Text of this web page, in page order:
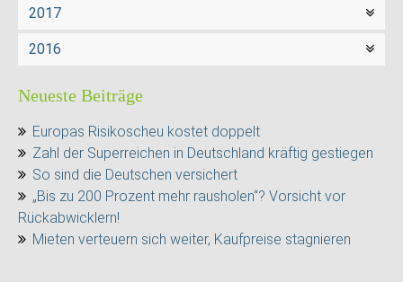
2017
2016
Neueste Beiträge
Europas Risikoscheu kostet doppelt
Zahl der Superreichen in Deutschland kräftig gestiegen
So sind die Deutschen versichert
„Bis zu 200 Prozent mehr rausholen“? Vorsicht vor
Rückabwicklern!
Mieten verteuern sich weiter, Kaufpreise stagnieren